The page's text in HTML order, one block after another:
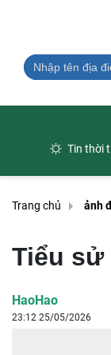
Tin thời
Trang chủ ảnh
Tiểu sử
HaoHao
23:12 25/05/2026